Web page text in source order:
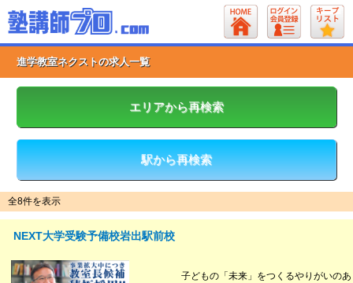
進学教室ネクストの求人一覧
エリアから再検索
駅から再検索
全8件を表示
NEXT大学受験予備校岩出駅前校
子どもの「未来」をつくるやりがいのあ